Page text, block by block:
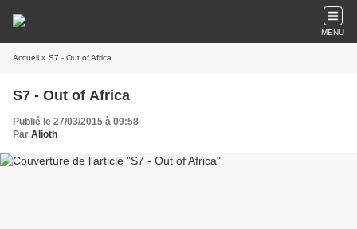
MENU
Accueil » S7 - Out of Africa
S7 - Out of Africa
Publié le 27/03/2015 à 09:58
Par Alioth